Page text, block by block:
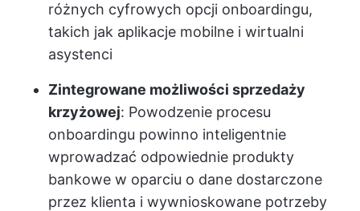
różnych cyfrowych opcji onboardingu,
takich jak aplikacje mobilne i wirtualni
asystenci
Zintegrowane możliwości sprzedaży
krzyżowej: Powodzenie procesu
onboardingu powinno inteligentnie
wprowadzać odpowiednie produkty
bankowe w oparciu o dane dostarczone
przez klienta i wywnioskowane potrzeby